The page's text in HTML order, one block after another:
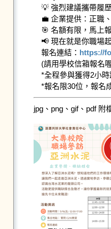
💡 強烈建議攜帶履
💼 企業提供：正職
🎯 名額有限，馬上
📢 現在就是你職場
報名連結： https://
(請用學校信箱報名
*全程參與獲得2小
*報名限30位，報名
jpg、png、gif、pdf 附